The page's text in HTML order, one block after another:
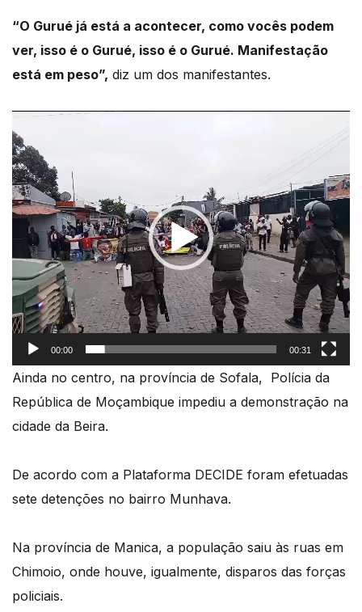
“O Gurué já está a acontecer, como vocês podem
ver, isso é o Gurué, isso é o Gurué. Manifestação
está em peso”, diz um dos manifestantes.
Reprodutor
de
vídeo
00:00 00:31
Ainda no centro, na província de Sofala, Polícia da
República de Moçambique impediu a demonstração na
cidade da Beira.
De acordo com a Plataforma DECIDE foram efetuadas
sete detenções no bairro Munhava.
Na província de Manica, a população saiu às ruas em
Chimoio, onde houve, igualmente, disparos das forças
policiais.